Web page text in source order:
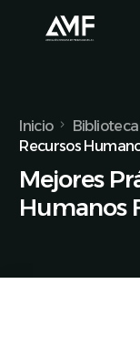
Inicio
Recursos
Mejores
Humanos